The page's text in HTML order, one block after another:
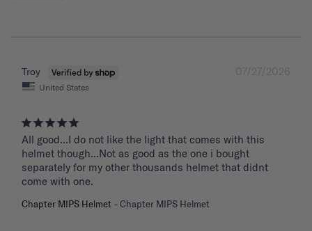
07/27/2026
Troy
United States
All good...I do not like the light that comes with this
helmet though...Not as good as the one i bought
separately for my other thousands helmet that didnt
come with one.
Chapter MIPS Helmet Chapter MIPS Helmet